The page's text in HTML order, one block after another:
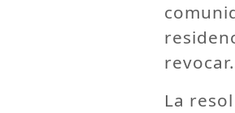
revocar.
La